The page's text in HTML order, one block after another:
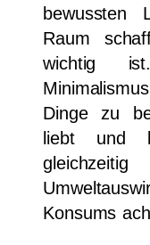
bewussten
Raum
wichtig
Dinge zu
liebt und
Konsums